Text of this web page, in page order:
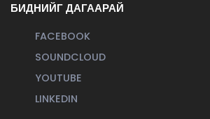
БИДНИЙГ ДАГААРАЙ
FACEBOOK
SOUNDCLOUD
YOUTUBE
LINKEDIN